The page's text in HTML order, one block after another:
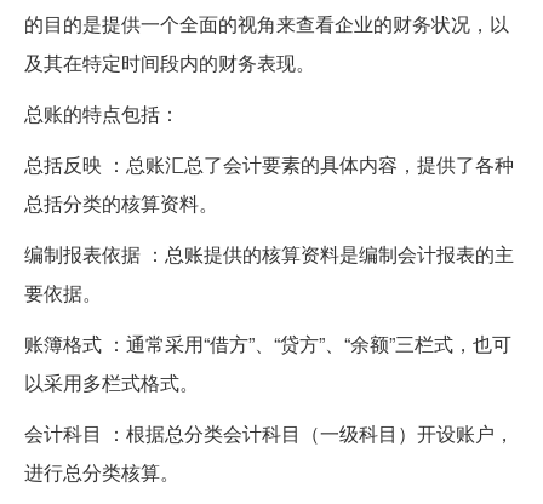
的目的是提供一个全面的视角来查看企业的财务状况，以
及其在特定时间段内的财务表现。
总账的特点包括：
总括反映 ：总账汇总了会计要素的具体内容，提供了各种
总括分类的核算资料。
编制报表依据 ：总账提供的核算资料是编制会计报表的主
要依据。
账簿格式 ：通常采用“借方”、“贷方”、“余额”三栏式，也可
以采用多栏式格式。
会计科目 ：根据总分类会计科目（一级科目）开设账户，
进行总分类核算。